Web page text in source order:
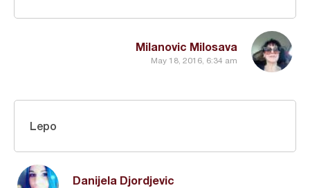
Milanovic Milosava
May 18, 2016, 6:34 am
Danijela Djordjevic
Lepo